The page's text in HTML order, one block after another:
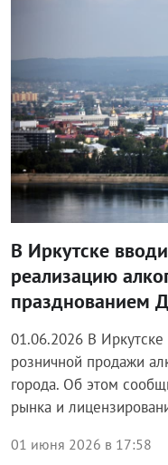
В Иркутске
реализацию
празднованием
01.06.2026 В Иркутске
розничной продажи
города. Об этом
рынка и
01 июня 2026 в 17:58